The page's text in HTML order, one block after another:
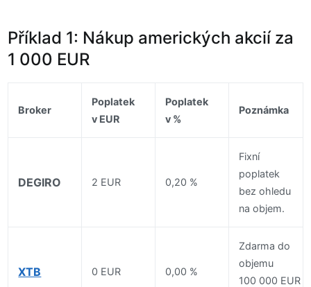
Příklad 1: Nákup amerických akcií za
1 000 EUR
Broker
Poplatek
v EUR
Poplatek
v %
Poznámka
DEGIRO 2 EUR 0,20 %
Fixní
poplatek
bez ohledu
na objem.
XTB 0 EUR 0,00 %
Zdarma do
objemu
100 000 EUR